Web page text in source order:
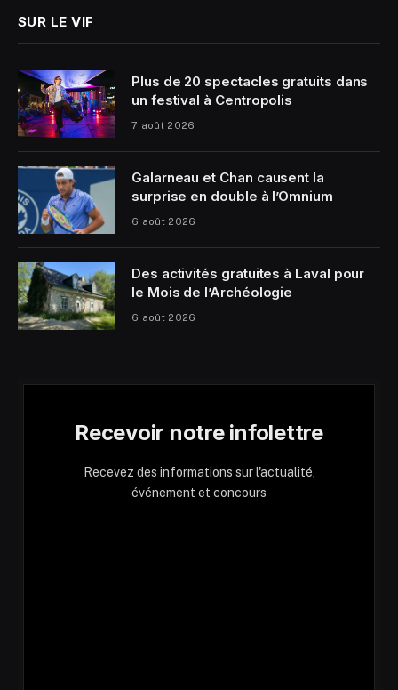
SUR LE VIF
Plus de 20 spectacles gratuits dans
un festival à Centropolis
7 août 2026
Galarneau et Chan causent la
surprise en double à l’Omnium
6 août 2026
Des activités gratuites à Laval pour
le Mois de l’Archéologie
6 août 2026
Recevoir notre infolettre
Recevez des informations sur l'actualité,
événement et concours